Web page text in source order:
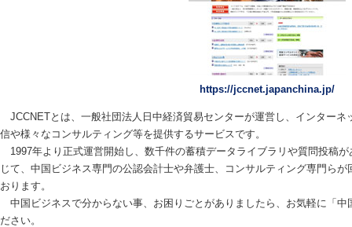
https://jccnet.japanchina.jp/
JCCNETとは、一般社団法人日中経済貿易センターが運営し、インターネ
信や様々なコンサルティング等を提供するサービスです。
1997年より正式運営開始し、数千件の蓄積データライブラリや質問投稿
じて、中国ビジネス専門の公認会計士や弁護士、コンサルティング専門ら
おります。
中国ビジネスで分からない事、お困りごとがありましたら、お気軽に「中
ださい。